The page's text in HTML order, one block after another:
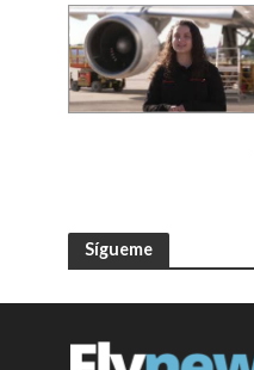
Sígueme